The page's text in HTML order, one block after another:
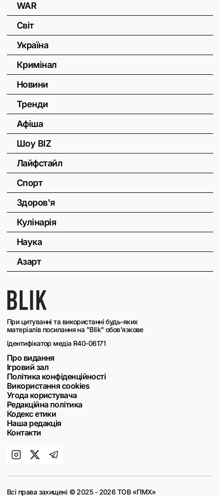
При цитуванні та використанні будь-яких
матеріалів посилання на "Blik" обов'язкове
Ідентифікатор медіа R40-06171
Про видання
Ігровий зал
Політика конфіденційності
Використання cookies
Угода користувача
Редакційна політика
Кодекс етики
Наша редакція
Контакти
WAR
Світ
Україна
Кримінал
Новини
Тренди
Афіша
Шоу BIZ
Лайфстайл
Спорт
Здоров'я
Кулінарія
Наука
Азарт
Всі права захищені © 2025 - 2026 ТОВ «ПМХ»